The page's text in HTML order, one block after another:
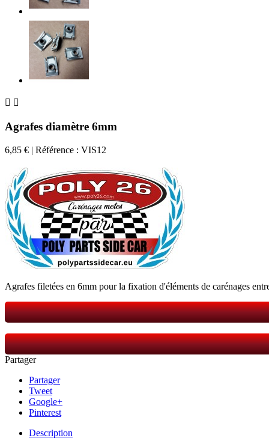
 
Agrafes diamètre 6mm
6,85 € | Référence : VIS12
Agrafes filetées en 6mm pour la fixation d'éléments de carénages
Partager
Partager
Tweet
Google+
Pinterest
Description